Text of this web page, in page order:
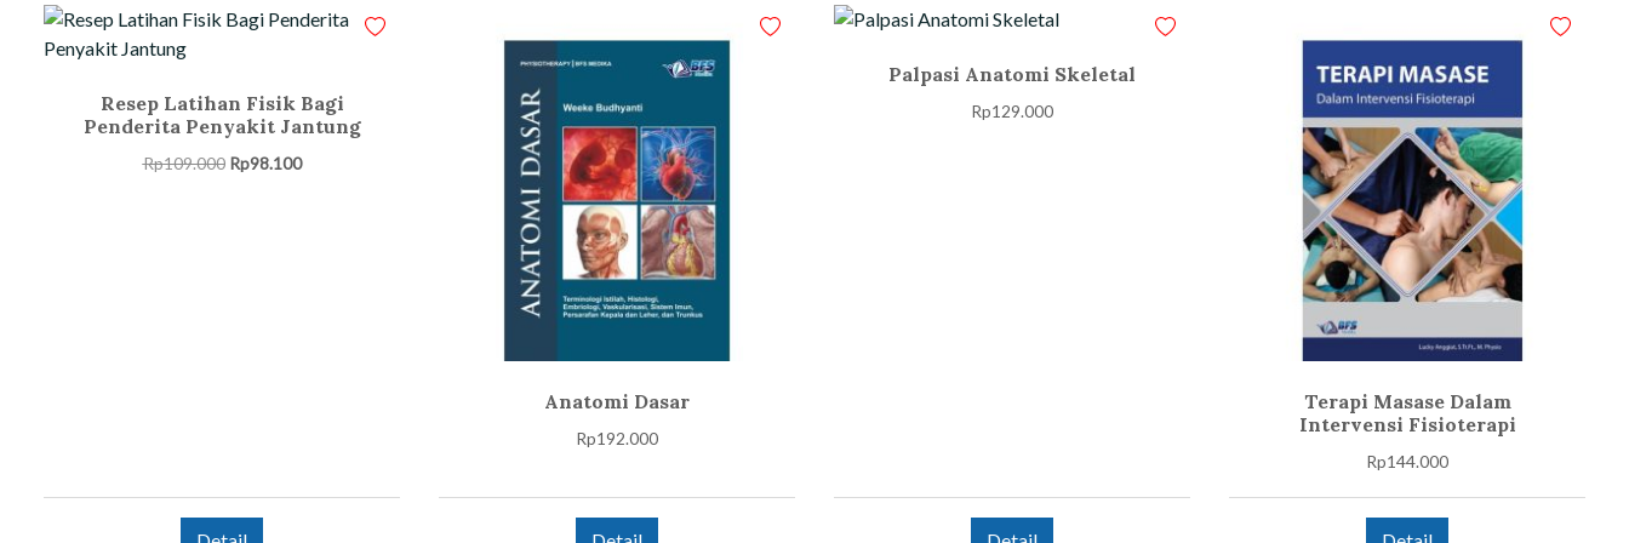
Resep Latihan Fisik Bagi
Penderita Penyakit Jantung
Rp109.000 Harga
Rp98.100Harga
Anatomi Dasar
Rp192.000
Palpasi Anatomi Skeletal
Rp129.000
Terapi Masase Dalam
Intervensi Fisioterapi
Rp144.000